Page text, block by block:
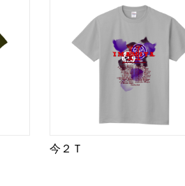
今２Ｔ